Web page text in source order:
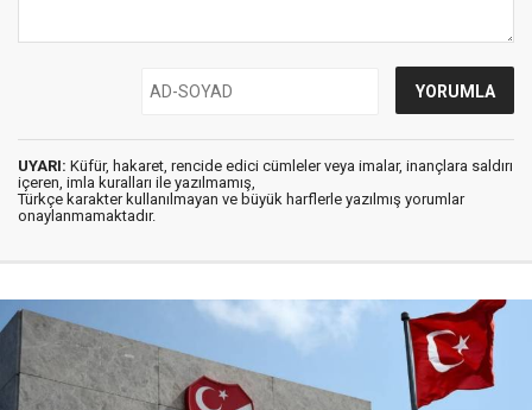
UYARI: Küfür, hakaret, rencide edici cümleler veya imalar, inançlara saldırı
içeren, imla kuralları ile yazılmamış,
Türkçe karakter kullanılmayan ve büyük harflerle yazılmış yorumlar
onaylanmamaktadır.